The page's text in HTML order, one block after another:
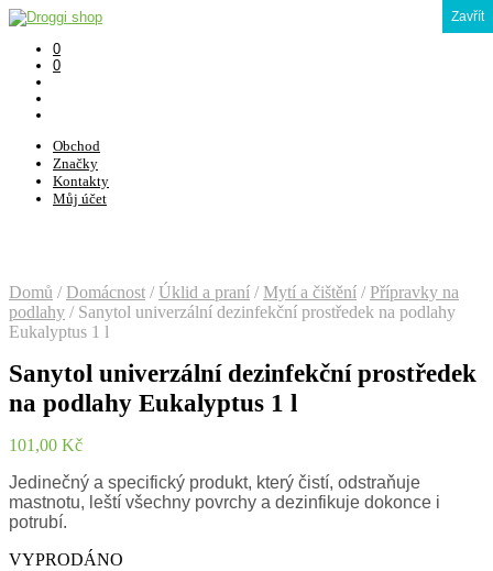
0
0
Obchod
Značky
Kontakty
Můj účet
Domů / Domácnost / Úklid a praní / Mytí a čištění / Přípravky na
podlahy /Sanytol univerzální dezinfekční prostředek na podlahy
Eukalyptus 1 l
Sanytol univerzální dezinfekční prostředek
na podlahy Eukalyptus 1 l
101,00 Kč
Jedinečný a specifický produkt, který čistí, odstraňuje
mastnotu, leští všechny povrchy a dezinfikuje dokonce i
potrubí.
VYPRODÁNO
Zavřít